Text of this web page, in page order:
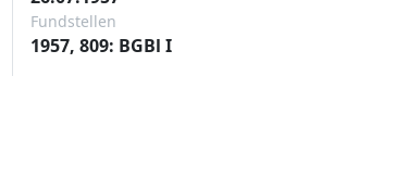
Fundstellen
1957, 809: BGBl I